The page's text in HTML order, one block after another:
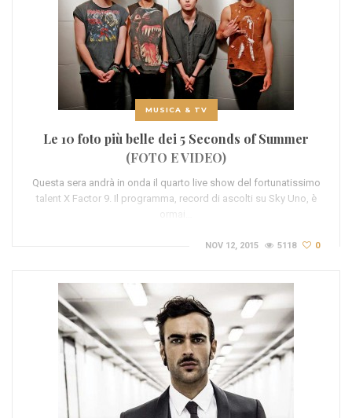
MUSICA & TV
Le 10 foto più belle dei 5 Seconds of Summer
(FOTO E VIDEO)
Questa sera andrà in onda il quarto live show del fortunatissimo
talent X Factor 9. Il programma, record di ascolti su Sky Uno, è
NOV 12, 2015 5118 0